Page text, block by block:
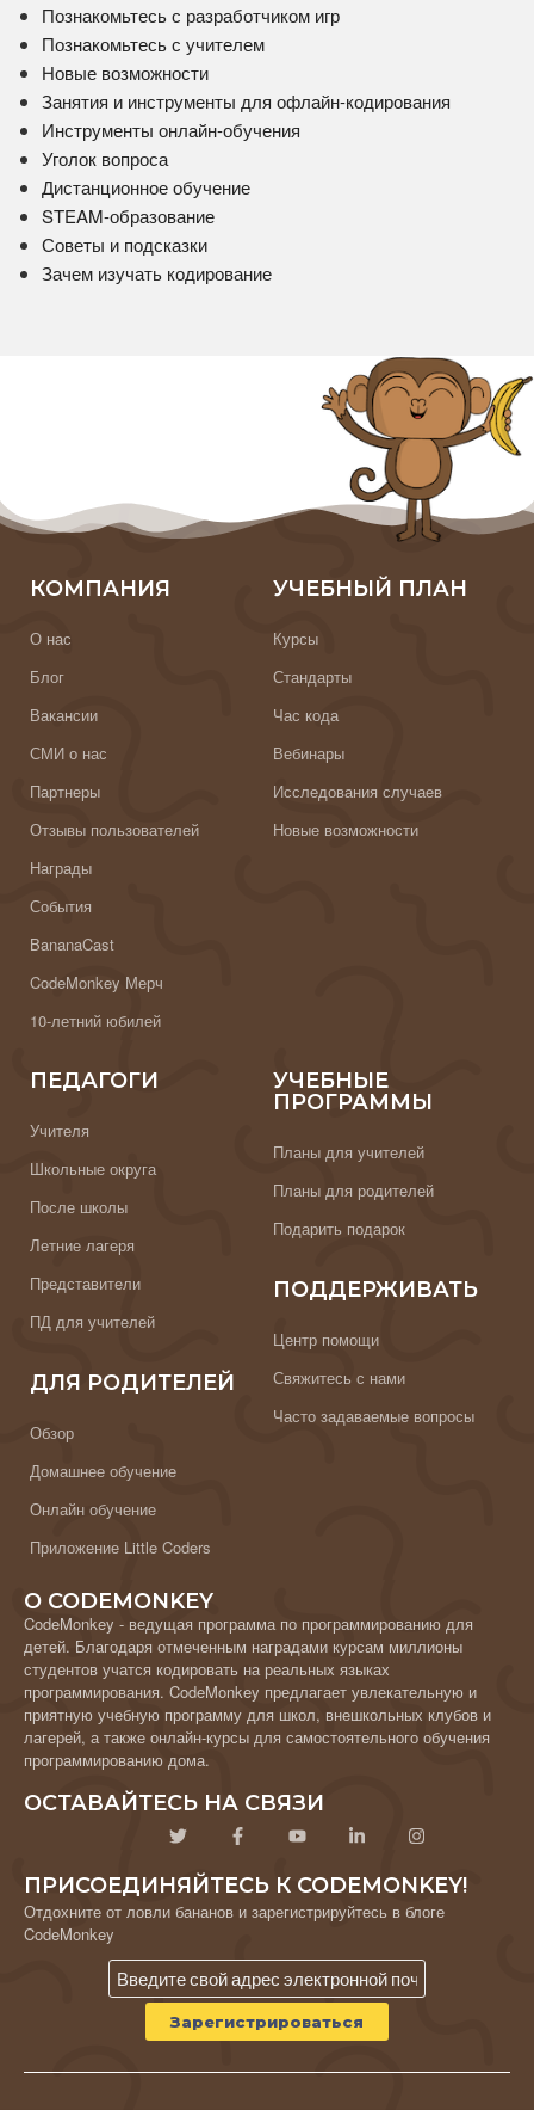
Познакомьтесь с разработчиком игр
Познакомьтесь с учителем
Новые возможности
Занятия и инструменты для офлайн-кодирования
Инструменты онлайн-обучения
Уголок вопроса
Дистанционное обучение
STEAM-образование
Советы и подсказки
Зачем изучать кодирование
КОМПАНИЯ
О нас
Блог
Вакансии
СМИ о нас
Партнеры
Отзывы пользователей
Награды
События
BananaCast
CodeMonkey Мерч
10-летний юбилей
УЧЕБНЫЙ ПЛАН
Курсы
Стандарты
Час кода
Вебинары
Исследования случаев
Новые возможности
ПЕДАГОГИ
Учителя
Школьные округа
После школы
Летние лагеря
Представители
ПД для учителей
ДЛЯ РОДИТЕЛЕЙ
Обзор
Домашнее обучение
Онлайн обучение
Приложение Little Coders
УЧЕБНЫЕ
ПРОГРАММЫ
Планы для учителей
Планы для родителей
Подарить подарок
ПОДДЕРЖИВАТЬ
Центр помощи
Свяжитесь с нами
Часто задаваемые вопросы
О CODEMONKEY
CodeMonkey - ведущая программа по программированию для
детей. Благодаря отмеченным наградами курсам миллионы
студентов учатся кодировать на реальных языках
программирования. CodeMonkey предлагает увлекательную и
приятную учебную программу для школ, внешкольных клубов и
лагерей, а также онлайн-курсы для самостоятельного обучения
программированию дома.
ОСТАВАЙТЕСЬ НА СВЯЗИ
ПРИСОЕДИНЯЙТЕСЬ К CODEMONKEY!
Отдохните от ловли бананов и зарегистрируйтесь в блоге
CodeMonkey